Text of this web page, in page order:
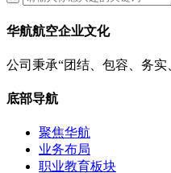
华航航空企业文化
公司秉承“团结、包容、务
底部导航
聚焦华航
业务布局
职业教育板块